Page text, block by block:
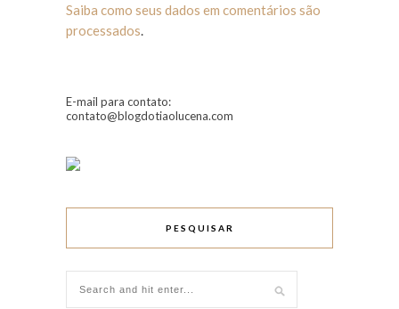
Saiba como seus dados em comentários são
processados.
E-mail para contato:
contato@blogdotiaolucena.com
PESQUISAR